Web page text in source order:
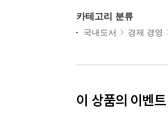
카테고리 분류
국내도서 경제 경영
이 상품의 이벤트